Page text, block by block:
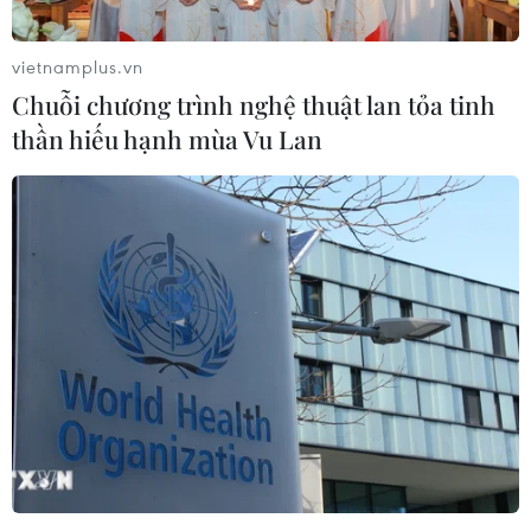
với 6 dự án đầu tư quy mô lớn
Hải Phòng dự kiến còn 780 trường
mầm non, tiểu học và THCS công lập
Trường Đại học Ngoại thương công
bố điểm chuẩn, cao nhất lên đến 29,7
điểm
09/08/2026 08:32
Cần Thơ phát triển đô thị gắn liền với
vietnamplus.vn
Chuỗi chương trình nghệ thuật lan tỏa tinh
thần hiếu hạnh mùa Vu Lan